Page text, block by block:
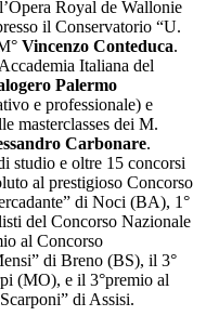
Royal de Wallonie
il Conservatorio “U.
Vincenzo Conteduca.
Italiana del
Palermo
e professionale) e
masterclasses dei M.
Carbonare.
studio e oltre 15 concorsi
al prestigioso Concorso
di Noci (BA), 1°
del Concorso Nazionale
al Concorso
di Breno (BS), il 3°
(MO), e il 3°premio al
di Assisi.